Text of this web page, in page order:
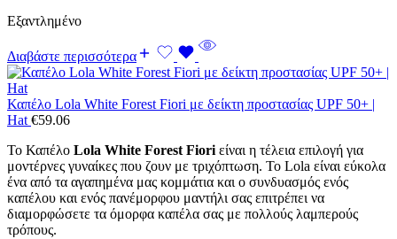
Εξαντλημένο
Διαβάστε περισσότερα
Καπέλο Lola White Forest Fiori με δείκτη προστασίας UPF 50+ |
Hat €59.06
Το Καπέλο Lola White Forest Fiori είναι η τέλεια επιλογή για
μοντέρνες γυναίκες που ζουν με τριχόπτωση. Το Lola είναι εύκολα
ένα από τα αγαπημένα μας κομμάτια και ο συνδυασμός ενός
καπέλου και ενός πανέμορφου μαντήλι σας επιτρέπει να
διαμορφώσετε τα όμορφα καπέλα σας με πολλούς λαμπερούς
τρόπους.